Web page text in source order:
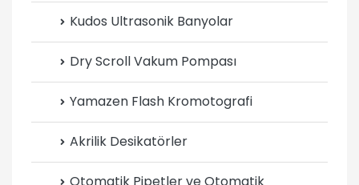
Kudos Ultrasonik Banyolar
Dry Scroll Vakum Pompası
Yamazen Flash Kromotografi
Akrilik Desikatörler